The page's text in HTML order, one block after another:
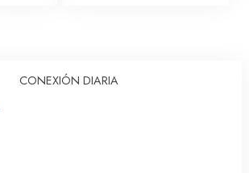
CONEXIÓN DIARIA